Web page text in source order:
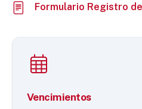
Formulario Registro
Vencimientos